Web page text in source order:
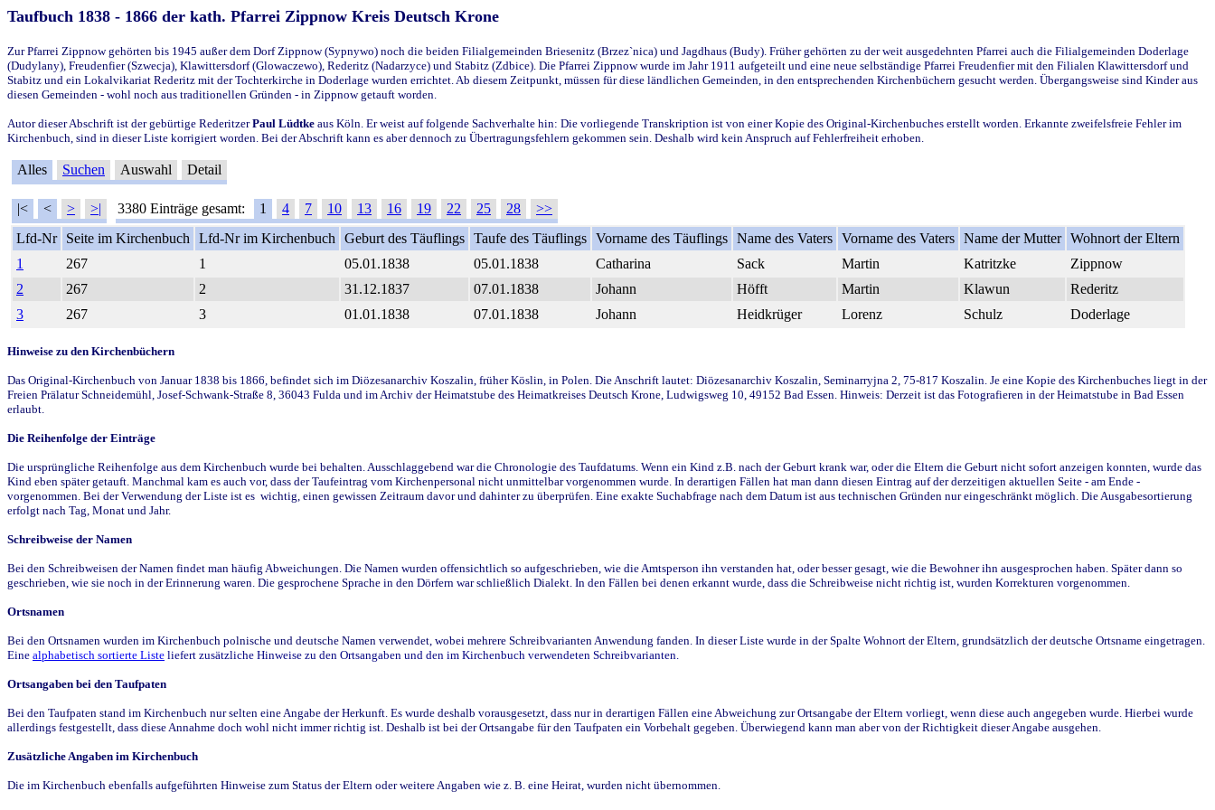
Taufbuch 1838 - 1866 der kath. Pfarrei Zippnow Kreis Deutsch Krone
Zur Pfarrei Zippnow gehörten bis 1945 außer dem Dorf Zippnow (Sypnywo) noch die beiden Filialgemeinden Briesenitz (Brzez`nica) und Jagdhaus (Budy). Früher gehörten zu der weit ausgedehnten Pfarrei auch die Filialgemeinden Doderlage
(Dudylany), Freudenfier (Szwecja), Klawittersdorf (Glowaczewo), Rederitz (Nadarzyce) und Stabitz (Zdbice). Die Pfarrei Zippnow wurde im Jahr 1911 aufgeteilt und eine neue selbständige Pfarrei Freudenfier mit den Filialen Klawittersdorf und
Stabitz und ein Lokalvikariat Rederitz mit der Tochterkirche in Doderlage wurden errichtet. Ab diesem Zeitpunkt, müssen für diese ländlichen Gemeinden, in den entsprechenden Kirchenbüchern gesucht werden. Übergangsweise sind Kinder aus
diesen Gemeinden - wohl noch aus traditionellen Gründen - in Zippnow getauft worden.
Autor dieser Abschrift ist der gebürtige RederitzerPaul Lüdtke aus Köln. Er weist auf folgende Sachverhalte hin: Die vorliegende Transkription ist von einer Kopie des Original-Kirchenbuches erstellt worden. Erkannte zweifelsfreie Fehler im
Kirchenbuch, sind in dieser Liste korrigiert worden. Bei der Abschrift kann es aber dennoch zu Übertragungsfehlern gekommen sein. Deshalb wird kein Anspruch auf Fehlerfreiheit erhoben.
Alles Suchen Auswahl Detail
|< < > >| 3380 Einträge gesamt: 1 4 7 10 13 16 19 22 25 28
>>
Lfd-Nr
Seite im Kirchenbuch Lfd-Nr im Kirchenbuch Geburt des Täuflings Taufe des Täuflings Vorname des Täuflings Name des Vaters Vorname des Vaters Name der Mutter Wohnort der Eltern
1
267 1 05.01.1838 05.01.1838 Catharina Sack Martin Katritzke
Zippnow
2
267 2 31.12.1837 07.01.1838 Johann Höfft Martin Klawun
Rederitz
3
267 3 01.01.1838 07.01.1838 Johann Heidkrüger Lorenz Schulz Doderlage
Hinweise zu den Kirchenbüchern
Das Original-Kirchenbuch von Januar 1838 bis 1866, befindet sich im Diözesanarchiv Koszalin, früher Köslin, in Polen. Die Anschrift lautet: Diözesanarchiv Koszalin, Seminarryjna 2, 75-817 Koszalin. Je eine Kopie des Kirchenbuches liegt in der
Freien Prälatur Schneidemühl, Josef-Schwank-Straße 8, 36043 Fulda und im Archiv der Heimatstube des Heimatkreises Deutsch Krone, Ludwigsweg 10, 49152 Bad Essen. Hinweis: Derzeit ist das Fotografieren in der Heimatstube in Bad Essen
erlaubt.
Die Reihenfolge der Einträge
Die ursprüngliche Reihenfolge aus dem Kirchenbuch wurde bei behalten. Ausschlaggebend war die Chronologie des Taufdatums. Wenn ein Kind z.B. nach der Geburt krank war, oder die Eltern die Geburt nicht sofort anzeigen konnten, wurde das
Kind eben später getauft. Manchmal kam es auch vor, dass der Taufeintrag vom Kirchenpersonal nicht unmittelbar vorgenommen wurde. In derartigen Fällen hat man dann diesen Eintrag auf der derzeitigen aktuellen Seite - am Ende -
vorgenommen. Bei der Verwendung der Liste ist es wichtig, einen gewissen Zeitraum davor und dahinter zu überprüfen. Eine exakte Suchabfrage nach dem Datum ist aus technischen Gründen nur eingeschränkt möglich. Die Ausgabesortierung
erfolgt nach Tag, Monat und Jahr.
Schreibweise der Namen
Bei den Schreibweisen der Namen findet man häufig Abweichungen. Die Namen wurden offensichtlich so aufgeschrieben, wie die Amtsperson ihn verstanden hat, oder besser gesagt, wie die Bewohner ihn ausgesprochen haben. Später dann so
geschrieben, wie sie noch in der Erinnerung waren. Die gesprochene Sprache in den Dörfern war schließlich Dialekt. In den Fällen bei denen erkannt wurde, dass die Schreibweise nicht richtig ist, wurden Korrekturen vorgenommen.
Ortsnamen
Bei den Ortsnamen wurden im Kirchenbuch polnische und deutsche Namen verwendet, wobei mehrere Schreibvarianten Anwendung fanden. In dieser Liste wurde in der Spalte Wohnort der Eltern, grundsätzlich der deutsche Ortsname eingetragen.
Eine alphabetisch sortierte Liste liefert zusätzliche Hinweise zu den Ortsangaben und den im Kirchenbuch verwendeten Schreibvarianten.
Ortsangaben bei den Taufpaten
Bei den Taufpaten stand im Kirchenbuch nur selten eine Angabe der Herkunft. Es wurde deshalb vorausgesetzt, dass nur in derartigen Fällen eine Abweichung zur Ortsangabe der Eltern vorliegt, wenn diese auch angegeben wurde. Hierbei wurde
allerdings festgestellt, dass diese Annahme doch wohl nicht immer richtig ist. Deshalb ist bei der Ortsangabe für den Taufpaten ein Vorbehalt gegeben. Überwiegend kann man aber von der Richtigkeit dieser Angabe ausgehen.
Zusätzliche Angaben im Kirchenbuch
Die im Kirchenbuch ebenfalls aufgeführten Hinweise zum Status der Eltern oder weitere Angaben wie z. B. eine Heirat, wurden nicht übernommen.